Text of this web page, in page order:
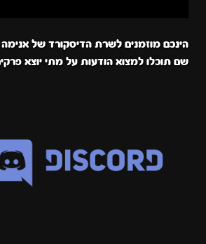
הינכם מוזמנים לשרת הדיסקורד של
שם תוכלו למצוא הודעות על מתי יוצא